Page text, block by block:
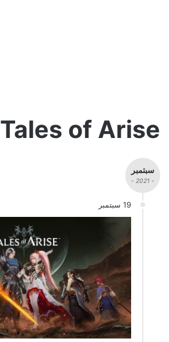
Tales of Arise
سبتمبر
- 2021 -
19 سبتمبر